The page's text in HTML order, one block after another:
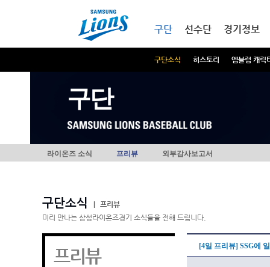
구단
구단소식 히스토리 엠블럼 캐릭
선수단 경기정보
구단
라이온즈 소식 프리뷰 외부감사보고서
구단소식
프리뷰
미리 만나는 삼성라이온즈경기 소식들을 전해 드립니다.
프리뷰 [4일 프리뷰] SSG에